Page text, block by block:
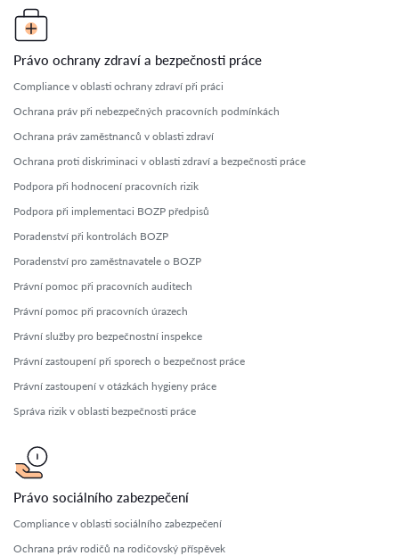
Právo ochrany zdraví a bezpečnosti práce
Compliance v oblasti ochrany zdraví při práci
Ochrana práv při nebezpečných pracovních podmínkách
Ochrana práv zaměstnanců v oblasti zdraví
Ochrana proti diskriminaci v oblasti zdraví a bezpečnosti práce
Podpora při hodnocení pracovních rizik
Podpora při implementaci BOZP předpisů
Poradenství při kontrolách BOZP
Poradenství pro zaměstnavatele o BOZP
Právní pomoc při pracovních auditech
Právní pomoc při pracovních úrazech
Právní služby pro bezpečnostní inspekce
Právní zastoupení při sporech o bezpečnost práce
Právní zastoupení v otázkách hygieny práce
Správa rizik v oblasti bezpečnosti práce
Právo sociálního zabezpečení
Compliance v oblasti sociálního zabezpečení
Ochrana práv rodičů na rodičovský příspěvek